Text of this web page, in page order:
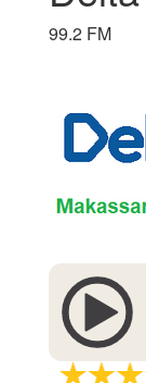
99.2 FM